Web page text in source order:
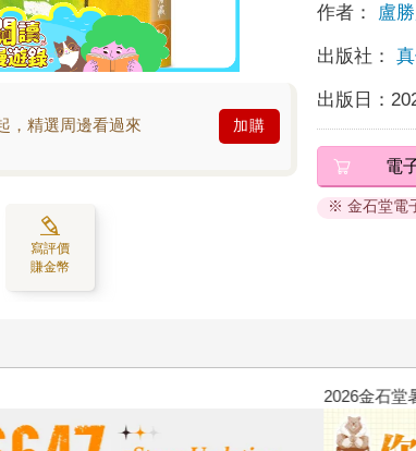
，精選周邊看過來 加購
寫評價
賺金幣
作者： 盧
出版社：
出版日：
電
※ 金石堂電